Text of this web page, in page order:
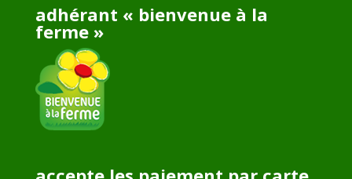
adhérant « bienvenue à la
ferme »